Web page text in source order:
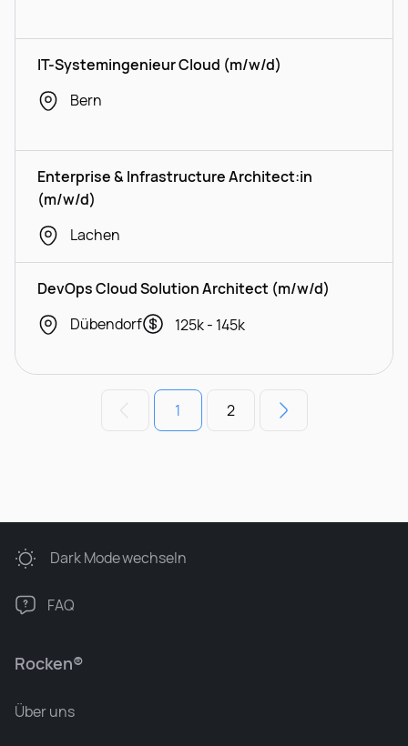
IT-Systemingenieur Cloud (m/w/d)
Bern
Enterprise & Infrastructure Architect:in
(m/w/d)
Lachen
DevOps Cloud Solution Architect (m/w/d)
Dübendorf
125k - 145k
1 2
Rocken®
Über uns
Dark Modewechseln
FAQ